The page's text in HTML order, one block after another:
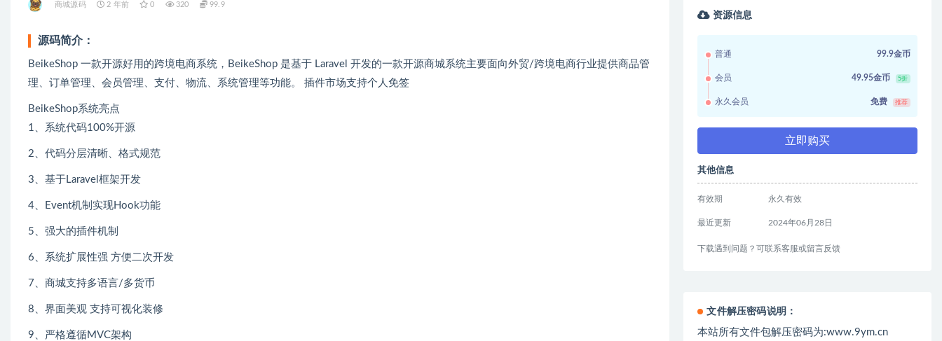
商城源码 2 年前 0 320 99.9
源码简介：
BeikeShop 一款开源好用的跨境电商系统，BeikeShop 是基于 Laravel 开发的一款开源商城系统主要面向外贸/跨境电商行业提供商品管
理、订单管理、会员管理、支付、物流、系统管理等功能。 插件市场支持个人免签
BeikeShop系统亮点
1、系统代码100%开源
2、代码分层清晰、格式规范
3、基于Laravel框架开发
4、Event机制实现Hook功能
5、强大的插件机制
6、系统扩展性强 方便二次开发
7、商城支持多语言/多货币
8、界面美观 支持可视化装修
9、严格遵循MVC架构
资源信息
普通 99.9金币
会员 49.95金币 5折
永久会员 免费 推荐
立即购买
其他信息
有效期 永久有效
最近更新 2024年06月28日
下载遇到问题？可联系客服或留言反馈
文件解压密码说明：
本站所有文件包解压密码为:www.9ym.cn